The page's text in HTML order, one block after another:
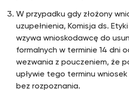
W przypadku gdy złożony
uzupełnienia, Komisja ds.
wzywa wnioskodawcę do
formalnych w terminie 14 dni
wezwania z pouczeniem, że
upływie tego terminu
bez rozpoznania.